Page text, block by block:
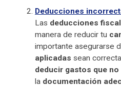
Deducciones
Las deducciones
manera de reducir tu
importante asegurarse
aplicadas sean
deducir gastos que
la documentación